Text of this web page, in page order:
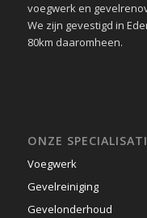
voegwerk en
We zijn gevestigd in
80km daaromheen.
ONZE
Voegwerk
Gevelreiniging
Gevelonderhoud